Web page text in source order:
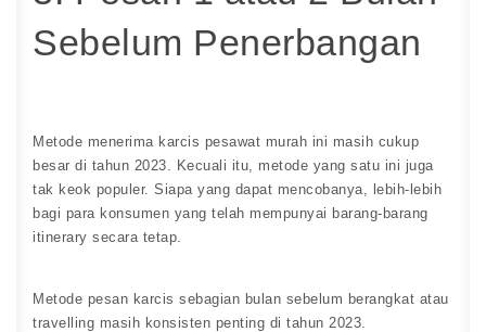
Sebelum Penerbangan
Metode menerima karcis pesawat murah ini masih cukup
besar di tahun 2023. Kecuali itu, metode yang satu ini juga
tak keok populer. Siapa yang dapat mencobanya, lebih-lebih
bagi para konsumen yang telah mempunyai barang-barang
itinerary secara tetap.
Metode pesan karcis sebagian bulan sebelum berangkat atau
travelling masih konsisten penting di tahun 2023.